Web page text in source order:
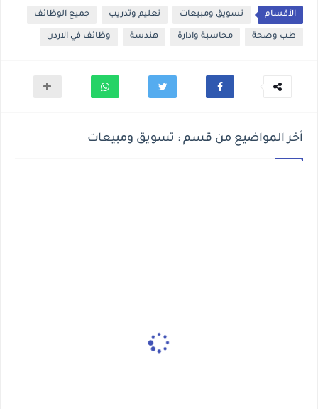
الأقسام تسويق ومبيعات تعليم وتدريب جميع الوظائف
طب وصحة محاسبة وادارة هندسة وظائف في الاردن
أخر المواضيع من قسم : تسويق ومبيعات